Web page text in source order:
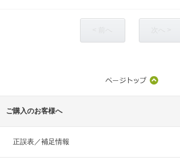
ご購入のお客様へ
正誤表／補足情報